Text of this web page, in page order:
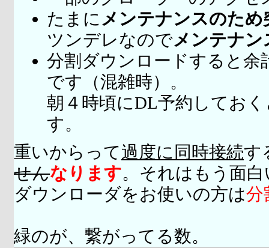
たまに メンテナンスのため
ツンデレなのでメンテナ
分割ダウンロードすると余
です（混雑時）。
朝４時頃にDL予約してお
す。
重いからって過度に同時接続す
せんなります。それはもう面
ダウンローダをお使いの方は分
緑のが、繋がってる数。